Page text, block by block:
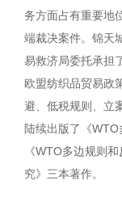
务方面占有重要地
端裁决案件。锦天
易救济局委托承担
欧盟纺织品贸易政
避、低税规则、立
陆续出版了《WTO
《WTO多边规则
究》三本著作。